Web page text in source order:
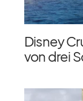
Disney
von drei